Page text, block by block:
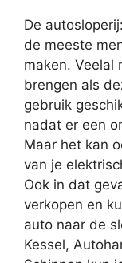
De
de meeste
maken. Veelal
brengen als
gebruik
nadat er een
Maar het kan
van je
Ook in dat
verkopen en
auto naar de
Kessel,